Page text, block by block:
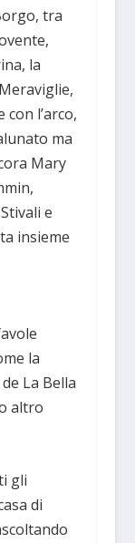
tra
la
l’arco,
ma
Mary
e
insieme
la
La Bella
altro
gli
di